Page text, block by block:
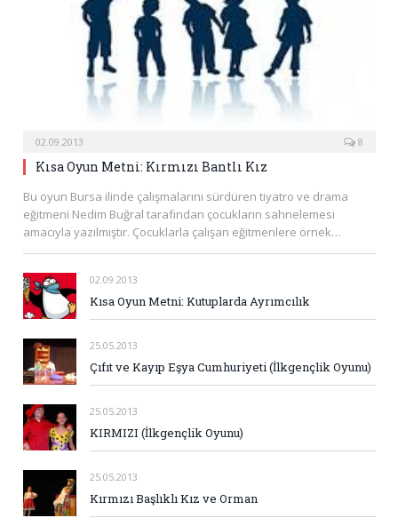
02.09.2013 8
Kısa Oyun Metni: Kırmızı Bantlı Kız
Bu oyun Bursa ilinde çalışmalarını sürdüren tiyatro ve drama
eğitmeni Nedim Buğral tarafından çocukların sahnelemesi
amacıyla yazılmıştır. Çocuklarla çalışan eğitmenlere örnek…
02.09.2013
Kısa Oyun Metni: Kutuplarda Ayrımcılık
25.05.2013
Çıfıt ve Kayıp Eşya Cumhuriyeti (İlkgençlik Oyunu)
25.05.2013
KIRMIZI (İlkgençlik Oyunu)
25.05.2013
Kırmızı Başlıklı Kız ve Orman